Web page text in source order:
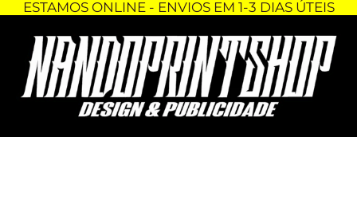
Skip
content
ESTAMOS ONLINE - ENVIOS EM 1-3 DIAS ÚTEIS
Quantidade
de
PORTA-
CHAVES
-
STRANGER